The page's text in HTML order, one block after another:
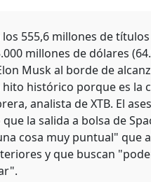
555,6 millones de
millones de dólares
Musk al borde de
histórico porque es la
analista de XTB. El
la salida a bolsa de
cosa muy puntual" que
y que buscan